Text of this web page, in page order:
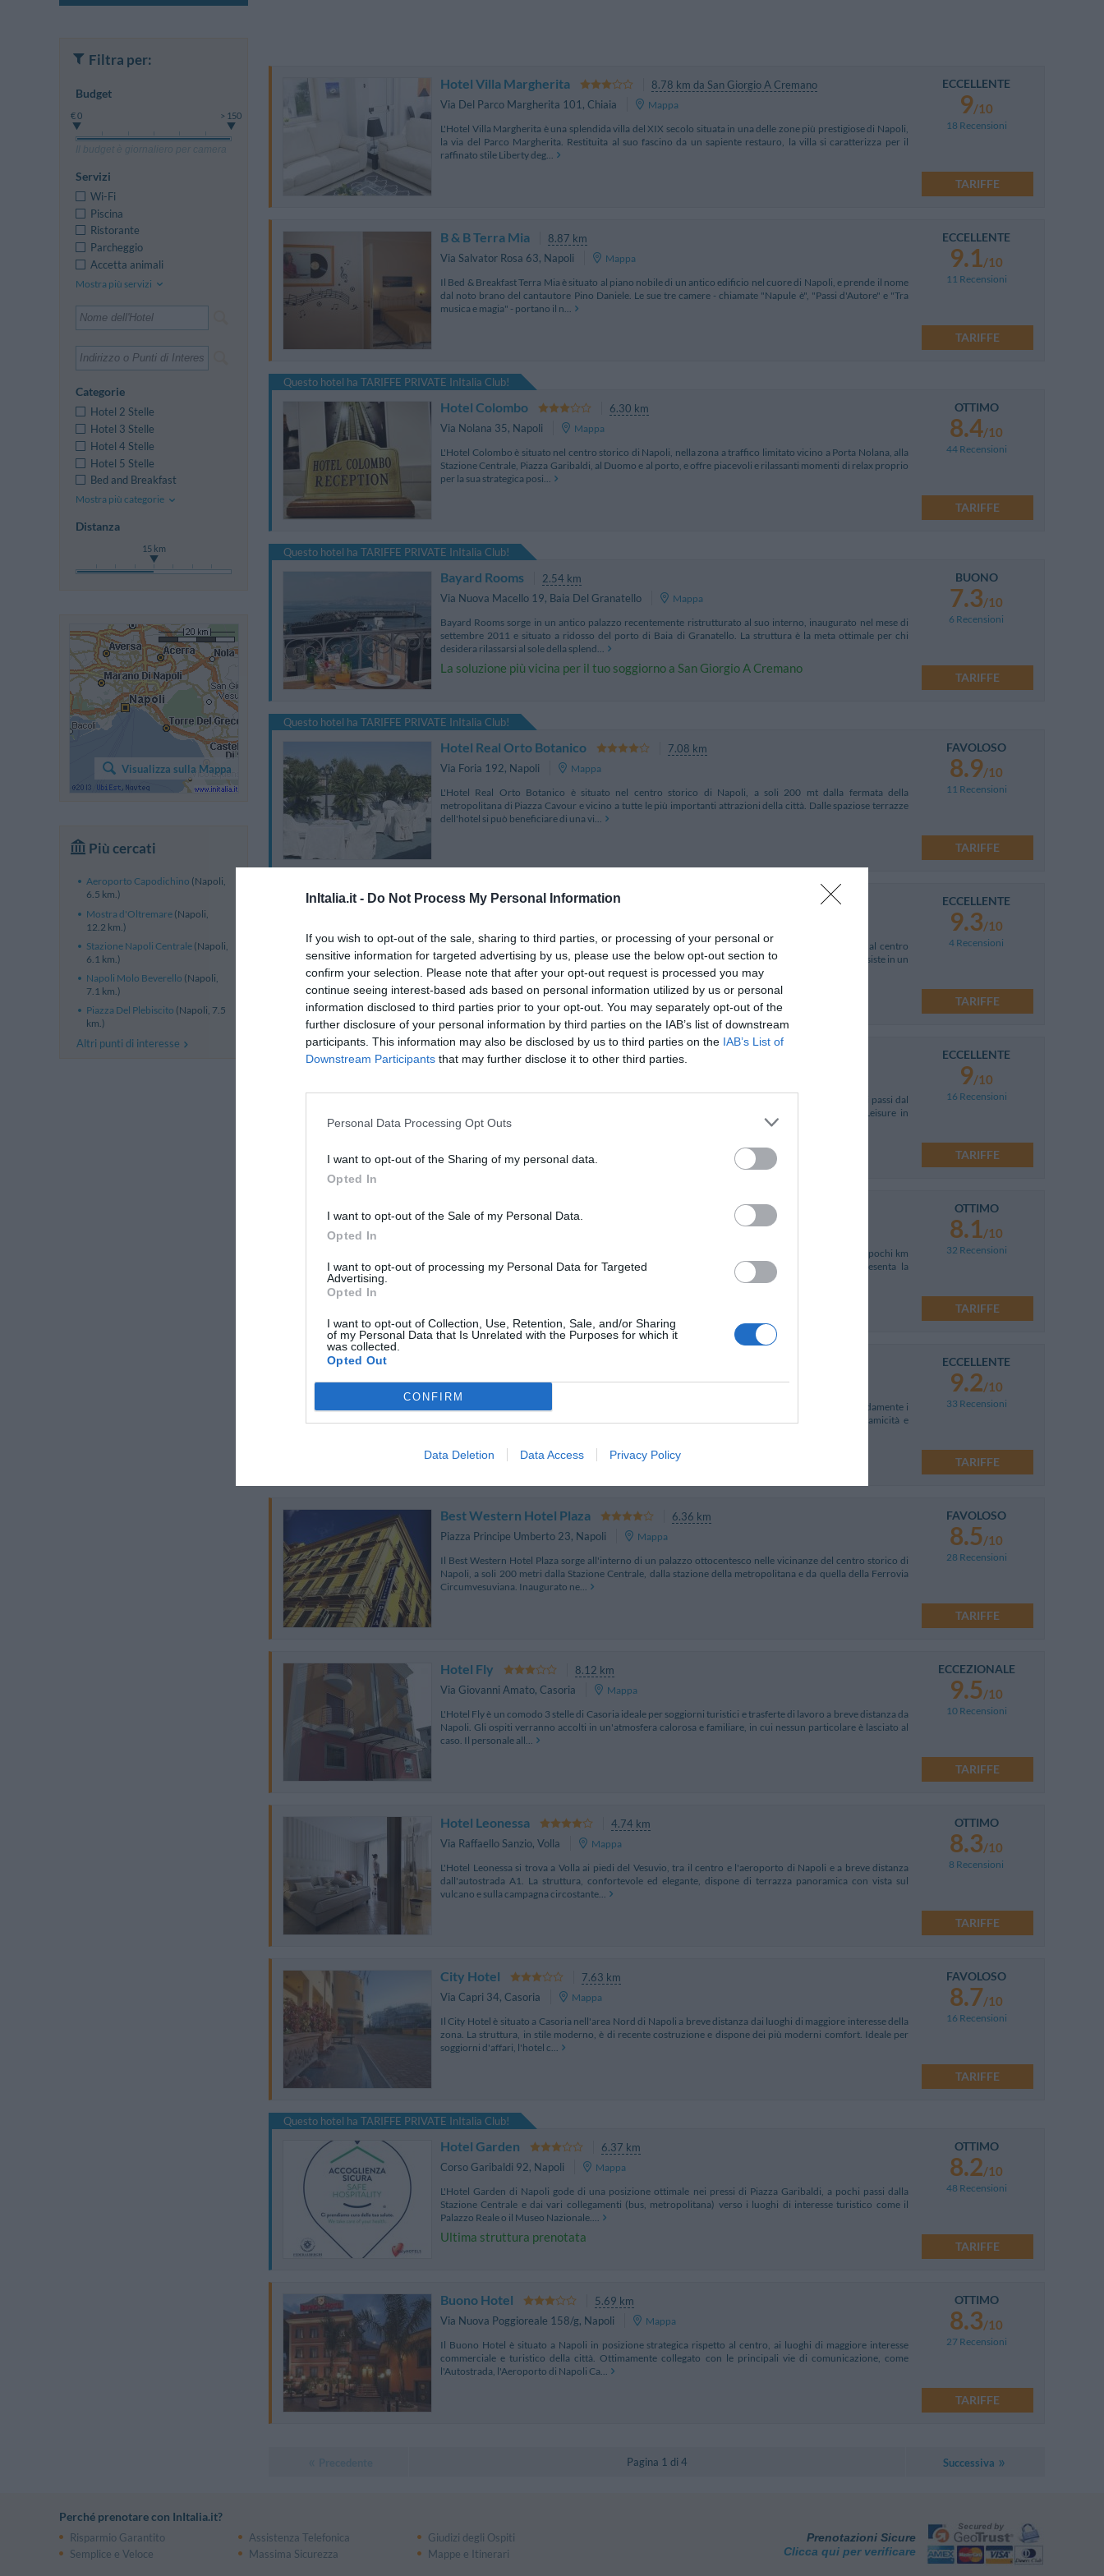
InItalia.it - Do Not Process My Personal Information
If you wish to opt-out of the sale, sharing to third parties, or processing of your personal or
sensitive information for targeted advertising by us, please use the below opt-out section to
confirm your selection. Please note that after your opt-out request is processed you may
continue seeing interest-based ads based on personal information utilized by us or personal
information disclosed to third parties prior to your opt-out. You may separately opt-out of the
further disclosure of your personal information by third parties on the IAB’s list of downstream
participants. This information may also be disclosed by us to third parties on the IAB’s List of
Downstream Participants that may further disclose it to other third parties.
Personal Data Processing Opt Outs
I want to opt-out of the Sharing of my personal data.
Opted In
I want to opt-out of the Sale of my Personal Data.
Opted In
I want to opt-out of processing my Personal Data for Targeted
Advertising.
Opted In
I want to opt-out of Collection, Use, Retention, Sale, and/or Sharing
of my Personal Data that Is Unrelated with the Purposes for which it
was collected.
Opted Out
CONFIRM
Data Deletion Data Access Privacy Policy
Hotel Villa Margherita
8.78 km da San Giorgio A Cremano
Via Del Parco Margherita 101, Chiaia
Mappa
L'Hotel Villa Margherita è una splendida villa del XIX secolo situata in una delle zone più prestigiose di Napoli,
la via del Parco Margherita. Restituita al suo fascino da un sapiente restauro, la villa si caratterizza per il
raffinato stile Liberty deg...
ECCELLENTE
9/10
18 Recensioni
TARIFFE
B & B Terra Mia
8.87 km
Via Salvator Rosa 63, Napoli
Mappa
Il Bed & Breakfast Terra Mia è situato al piano nobile di un antico edificio nel cuore di Napoli, e prende il nome
dal noto brano del cantautore Pino Daniele. Le sue tre camere - chiamate "Napule è", "Passi d'Autore" e "Tra
musica e magia" - portano il n...
ECCELLENTE
9.1/10
11 Recensioni
TARIFFE
Questo hotel ha TARIFFE PRIVATE InItalia Club!
Hotel Colombo
6.30 km
Via Nolana 35, Napoli
Mappa
L'Hotel Colombo è situato nel centro storico di Napoli, nella zona a traffico limitato vicino a Porta Nolana, alla
Stazione Centrale, Piazza Garibaldi, al Duomo e al porto, e offre piacevoli e rilassanti momenti di relax proprio
per la sua strategica posi...
OTTIMO
8.4/10
44 Recensioni
TARIFFE
Questo hotel ha TARIFFE PRIVATE InItalia Club!
Bayard Rooms
2.54 km
Via Nuova Macello 19, Baia Del Granatello
Mappa
Bayard Rooms sorge in un antico palazzo recentemente ristrutturato al suo interno, inaugurato nel mese di
settembre 2011 e situato a ridosso del porto di Baia di Granatello. La struttura è la meta ottimale per chi
desidera rilassarsi al sole della splend...
La soluzione più vicina per il tuo soggiorno a San Giorgio A Cremano
BUONO
7.3/10
6 Recensioni
TARIFFE
Questo hotel ha TARIFFE PRIVATE InItalia Club!
Hotel Real Orto Botanico
7.08 km
Via Foria 192, Napoli
Mappa
L'Hotel Real Orto Botanico è situato nel centro storico di Napoli, a soli 200 mt dalla fermata della
metropolitana di Piazza Cavour e vicino a tutte le più importanti attrazioni della città. Dalle spaziose terrazze
dell'hotel si può beneficiare di una vi...
FAVOLOSO
8.9/10
11 Recensioni
TARIFFE
Le Cheminée Business
Le Cheminée Business Hotel si trova a Napoli a breve distanza dall'aeroporto di Capodichino e dal centro
cittadino. A poche centinaia di metri dal Centro Direzionale di Napoli "Le Cheminèe", la struttura consiste in un
antico palazzo di inizio novecento...
ECCELLENTE
9.3/10
4 Recensioni
TARIFFE
Bovio Suite
7.08 km
Bovio Suite è situata a Napoli al terzo piano di un imponente palazzo del primo Novecento, a pochi passi dal
centro storico e a 25 minuti dalla Stazione Centrale. Ottima scelta per soggiorni Business e Leisure in
qualunque periodo dell'anno, offre camere...
ECCELLENTE
9/10
16 Recensioni
TARIFFE
L'Hotel Joyfull è un nuovissimo albergo situato a Napoli in posizione strategica rispetto al centro, a pochi km
dall'aeroporto e dalla Stazione Centrale. Inaugurato nel Febbraio 2007, l'Hotel Joyful rappresenta la
OTTIMO
8.1/10
32 Recensioni
TARIFFE
via San Pietro ad Aram 18,Napoli
Mappa
L'Hotel San Pietro è situato al centro di Napoli e costituisce un'ottima base per raggiungere comodamente i
punti di maggior interesse della città. Inaugurato nel dicembre 2005, si caratterizza per la dinamicità e
ECCELLENTE
9.2/10
33 Recensioni
TARIFFE
Best Western Hotel Plaza
6.36 km
Piazza Principe Umberto 23, Napoli
Mappa
Il Best Western Hotel Plaza sorge all'interno di un palazzo ottocentesco nelle vicinanze del centro storico di
Napoli, a soli 200 metri dalla Stazione Centrale, dalla stazione della metropolitana e da quella della Ferrovia
Circumvesuviana. Inaugurato ne...
FAVOLOSO
8.5/10
28 Recensioni
TARIFFE
Hotel Fly
8.12 km
Via Giovanni Amato, Casoria
Mappa
L'Hotel Fly è un comodo 3 stelle di Casoria ideale per soggiorni turistici e trasferte di lavoro a breve distanza da
Napoli. Gli ospiti verranno accolti in un'atmosfera calorosa e familiare, in cui nessun particolare è lasciato al
caso. Il personale all...
ECCEZIONALE
9.5/10
10 Recensioni
TARIFFE
Hotel Leonessa
4.74 km
Via Raffaello Sanzio, Volla
Mappa
L'Hotel Leonessa si trova a Volla ai piedi del Vesuvio, tra il centro e l'aeroporto di Napoli e a breve distanza
dall'autostrada A1. La struttura, confortevole ed elegante, dispone di terrazza panoramica con vista sul
vulcano e sulla campagna circostante...
OTTIMO
8.3/10
8 Recensioni
TARIFFE
City Hotel
7.63 km
Via Capri 34, Casoria
Mappa
Il City Hotel è situato a Casoria nell'area Nord di Napoli a breve distanza dai luoghi di maggiore interesse della
zona. La struttura, in stile moderno, è di recente costruzione e dispone dei più moderni comfort. Ideale per
soggiorni d'affari, l'hotel c...
FAVOLOSO
8.7/10
16 Recensioni
TARIFFE
Questo hotel ha TARIFFE PRIVATE InItalia Club!
Hotel Garden
6.37 km
Corso Garibaldi 92, Napoli
Mappa
L'Hotel Garden di Napoli gode di una posizione ottimale nei pressi di Piazza Garibaldi, a pochi passi dalla
Stazione Centrale e dai vari collegamenti (bus, metropolitana) verso i luoghi di interesse turistico come il
Palazzo Reale o il Museo Nazionale....
Ultima struttura prenotata
OTTIMO
8.2/10
48 Recensioni
TARIFFE
Buono Hotel
5.69 km
Via Nuova Poggioreale 158/g, Napoli
Mappa
Il Buono Hotel è situato a Napoli in posizione strategica rispetto al centro, ai luoghi di maggiore interesse
commerciale e turistico della città. Ottimamente collegato con le principali vie di comunicazione, come
l'Autostrada, l'Aeroporto di Napoli Ca...
OTTIMO
8.3/10
27 Recensioni
TARIFFE
Pagina 1 di 4 Successiva
Filtra per:
Budget
€ 0 > 150
Il budget è giornaliero per camera
Servizi
Wi-Fi
Piscina
Ristorante
Parcheggio
Accetta animali
Mostra più servizi
Categorie
Hotel 2 Stelle
Hotel 3 Stelle
Hotel 4 Stelle
Hotel 5 Stelle
Bed and Breakfast
Mostra più categorie
Distanza
15 km
Visualizza sulla Mappa
Più cercati
Aeroporto Capodichino (Napoli,
6.5 km.)
Mostra d'Oltremare (Napoli,
12.2 km.)
Stazione Napoli Centrale (Napoli,
6.1 km.)
Napoli Molo Beverello (Napoli,
7.1 km.)
Piazza Del Plebiscito (Napoli, 7.5
km.)
Altri punti di interesse
Perché prenotare con InItalia.it?
Risparmio Garantito Assistenza Telefonica
Giudizi degli Ospiti
Semplice e Veloce
Massima Sicurezza Mappe e Itinerari
Prenotazioni Sicure
Clicca qui per verificare